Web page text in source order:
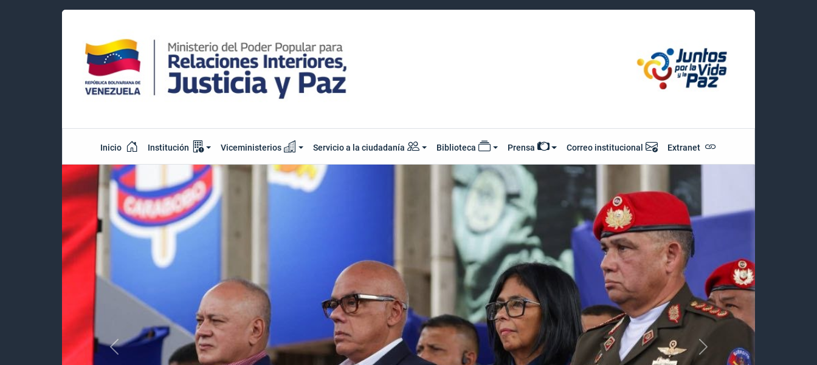
Inicio Institución Viceministerios Servicio a la ciudadanía Biblioteca Prensa Correo institucional Extranet
Anterior Siguiente